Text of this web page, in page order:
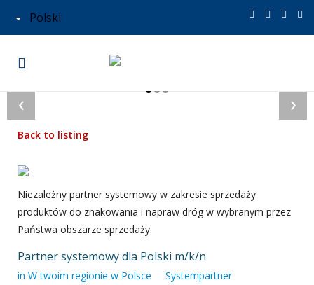
Polski
›
‹
Back to listing
Niezależny partner systemowy w zakresie sprzedaży
produktów do znakowania i napraw dróg w wybranym przez
Państwa obszarze sprzedaży.
Partner systemowy dla Polski m/k/n
in W twoim regionie w Polsce
Systempartner